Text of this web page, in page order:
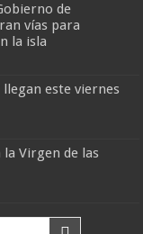
de
vías para
la isla
llegan este viernes
Virgen de las